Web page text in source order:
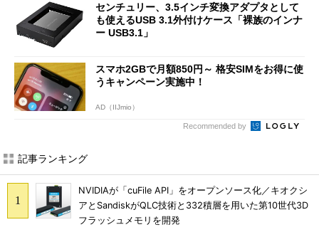
センチュリー、3.5インチ変換アダプタとして
も使えるUSB 3.1外付けケース「裸族のインナ
ー USB3.1」
スマホ2GBで月額850円～ 格安SIMをお得に使
うキャンペーン実施中！
AD（IIJmio）
Recommended by
記事ランキング
NVIDIAが「cuFile API」をオープンソース化／キオクシ
アとSandiskがQLC技術と332積層を用いた第10世代3D
フラッシュメモリを開発